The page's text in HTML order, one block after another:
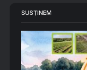
SUSȚINEM